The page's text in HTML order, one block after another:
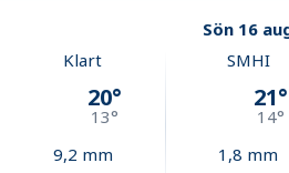
Sön 16
Klart
20°
13°
9,2 mm
SMHI
21°
14°
1,8 mm